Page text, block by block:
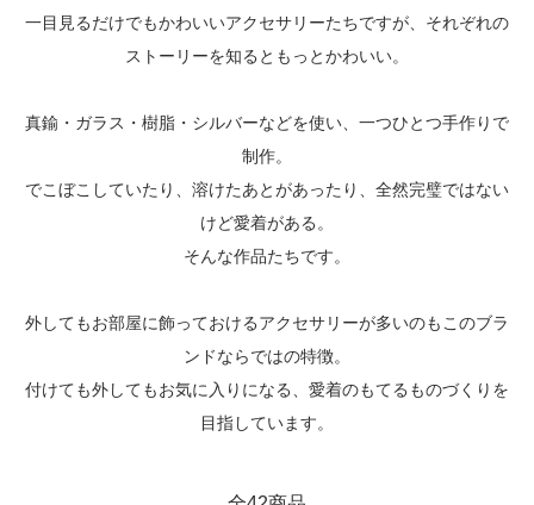
一目見るだけでもかわいいアクセサリーたちですが、それぞれの
ストーリーを知るともっとかわいい。
真鍮・ガラス・樹脂・シルバーなどを使い、一つひとつ手作りで
制作。
でこぼこしていたり、溶けたあとがあったり、全然完璧ではない
けど愛着がある。
そんな作品たちです。
外してもお部屋に飾っておけるアクセサリーが多いのもこのブラ
ンドならではの特徴。
付けても外してもお気に入りになる、愛着のもてるものづくりを
目指しています。